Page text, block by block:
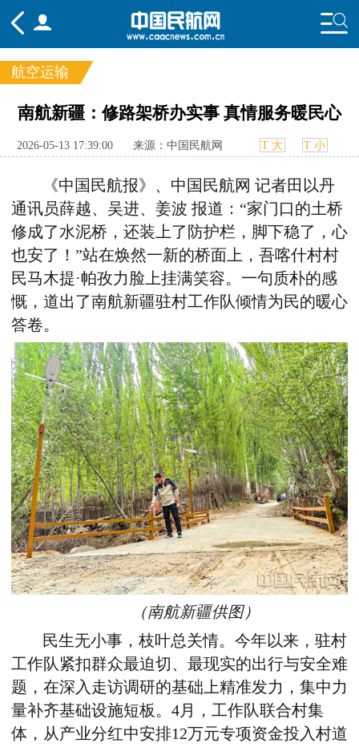
频道
国内 国际
行业
航空运输
南航新疆：修路架桥办实事 真情服务暖民心
2026-05-13 17:39:00 来源：中国民航网 T 大 T 小
《中国民航报》、中国民航网 记者田以丹
通讯员薛越、吴进、姜波 报道：“家门口的土桥
修成了水泥桥，还装上了防护栏，脚下稳了，心
也安了！”站在焕然一新的桥面上，吾喀什村村
民马木提·帕孜力脸上挂满笑容。一句质朴的感
慨，道出了南航新疆驻村工作队倾情为民的暖心
答卷。
（南航新疆供图）
民生无小事，枝叶总关情。今年以来，驻村
工作队紧扣群众最迫切、最现实的出行与安全难
题，在深入走访调研的基础上精准发力，集中力
量补齐基础设施短板。4月，工作队联合村集
体，从产业分红中安排12万元专项资金投入村道